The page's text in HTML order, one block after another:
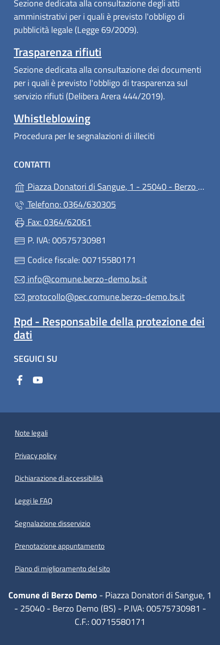
Sezione dedicata alla consultazione degli atti
amministrativi per i quali è previsto l'obbligo di
pubblicità legale (Legge 69/2009).
Trasparenza rifiuti
Sezione dedicata alla consultazione dei documenti
per i quali è previsto l'obbligo di trasparenza sul
servizio rifiuti (Delibera Arera 444/2019).
Whistleblowing
Procedura per le segnalazioni di illeciti
CONTATTI
Piazza Donatori di Sangue, 1 - 25040 - Berzo Demo (BS)
Telefono: 0364/630305
Fax: 0364/62061
P. IVA: 00575730981
Codice fiscale: 00715580171
info@comune.berzo-demo.bs.it
protocollo@pec.comune.berzo-demo.bs.it
Rpd - Responsabile della protezione dei
dati
SEGUICI SU
Note legali
Privacy policy
Dichiarazione di accessibilità
Leggi le FAQ
Segnalazione disservizio
Prenotazione appuntamento
Piano di miglioramento del sito
Comune di Berzo Demo - Piazza Donatori di Sangue, 1
- 25040 - Berzo Demo (BS) - P.IVA: 00575730981 -
C.F.: 00715580171